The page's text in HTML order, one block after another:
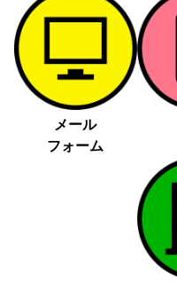
メール
フォーム